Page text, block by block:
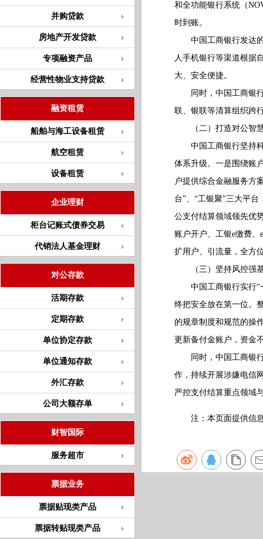
并购贷款
房地产开发贷款
专项融资产品
经营性物业支持贷款
融资租赁
船舶与海工设备租赁
航空租赁
设备租赁
企业理财
柜台记账式债券交易
代销法人基金理财
对公存款
活期存款
定期存款
单位协定存款
单位通知存款
外汇存款
公司大额存单
财智国际
服务超市
票据业务
票据贴现类产品
票据转贴现类产品
和全功能银行系统（
时到账。
中国工商银行发达的
人手机银行等渠道根据
大、安全便捷。
同时，中国工商银行
联、银联等清算组织跨
（二）打造对公智慧
中国工商银行坚持科
体系升级。一是围绕账
户提供综合金融服务方
台”、“工银聚”三大平
公支付结算领域领先优
账户开户、工银e缴费
扩用户、引流量，全方
（三）坚持风控强基
中国工商银行实行“一
终把安全放在第一位。
的规章制度和规范的操
更新备付金账户，资金
同时，中国工商银行
作，持续开展涉嫌电信
严控支付结算重点领域
注：本页面提供信息